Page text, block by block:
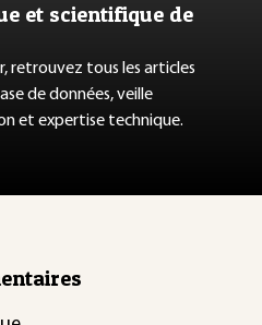
et scientifique de
retrouvez tous les articles
de données, veille
et expertise technique.